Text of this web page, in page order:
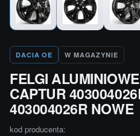
DACIA OE W MAGAZYNIE
FELGI
CAPTUR
403004026R NOWE
kod producenta: